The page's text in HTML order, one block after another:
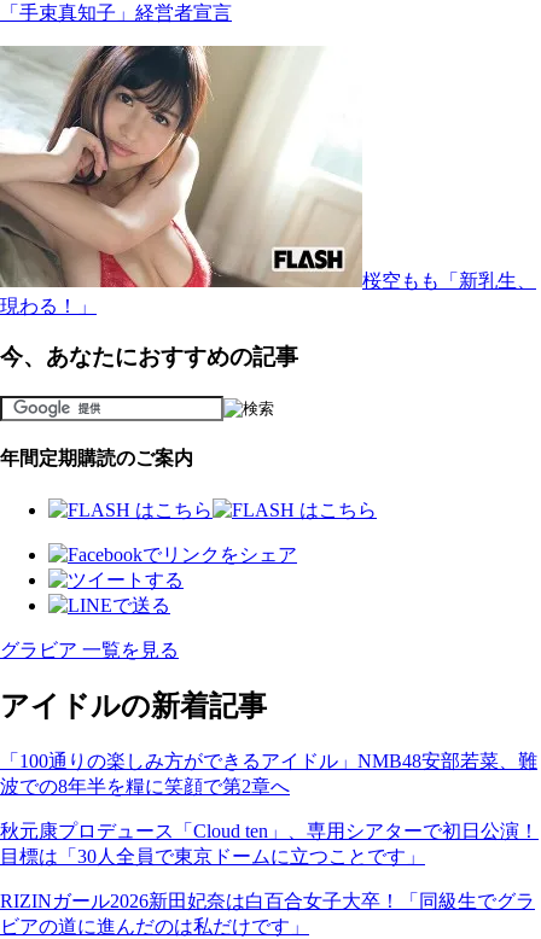
「手束真知子」経営者宣言
桜空もも「新乳生、
現わる！」
今、あなたにおすすめの記事
年間定期購読のご案内
グラビア 一覧を見る
アイドルの新着記事
「100通りの楽しみ方ができるアイドル」NMB48安部若菜、難
波での8年半を糧に笑顔で第2章へ
秋元康プロデュース「Cloud ten」、専用シアターで初日公演！
目標は「30人全員で東京ドームに立つことです」
RIZINガール2026新田妃奈は白百合女子大卒！「同級生でグラ
ビアの道に進んだのは私だけです」